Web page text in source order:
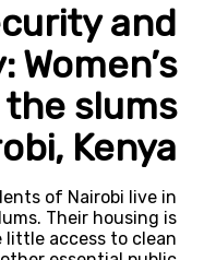
and
Women’s
slums
Kenya
of Nairobi live in
Their housing is
access to clean